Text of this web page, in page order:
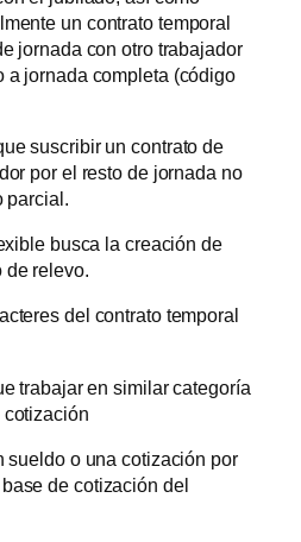
un contrato temporal
jornada con otro trabajador
a jornada completa (código
suscribir un contrato de
por el resto de jornada no
parcial.
busca la creación de
de relevo.
del contrato temporal
trabajar en similar categoría
sueldo o una cotización por
de cotización del